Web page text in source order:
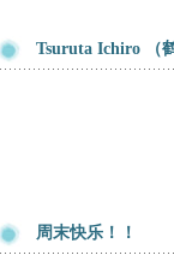
Tsuruta Ichiro （
周末快乐！！